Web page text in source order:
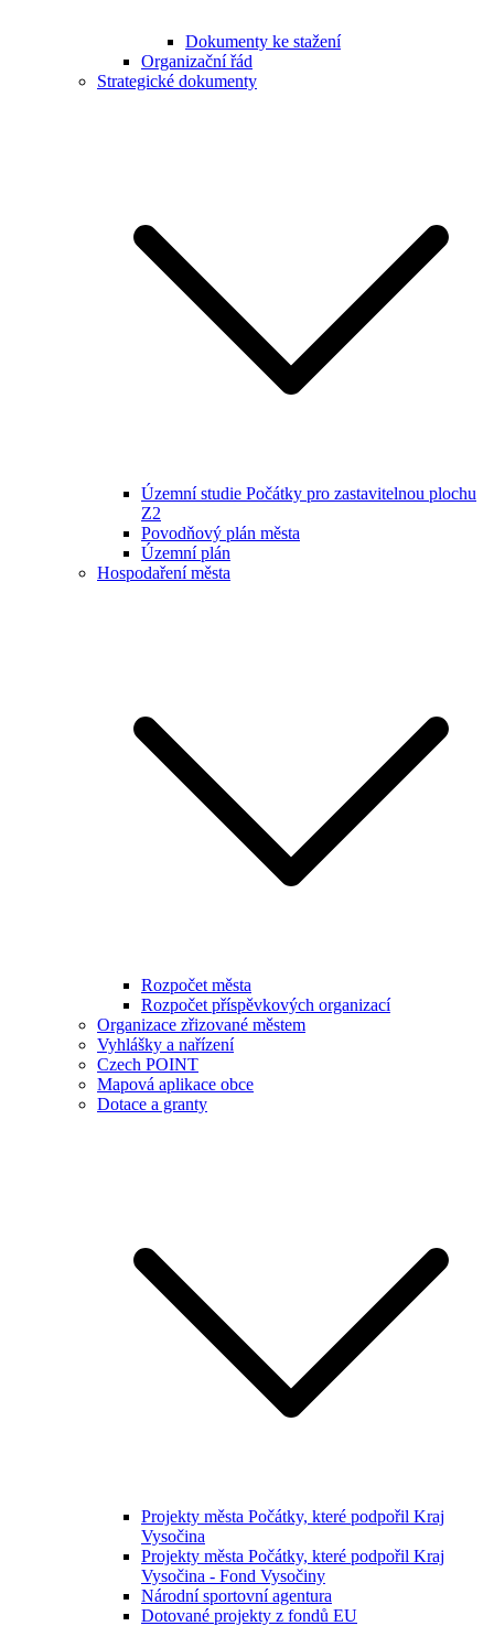
Dokumenty ke stažení
Organizační řád
Strategické dokumenty
Územní studie Počátky pro zastavitelnou plochu
Z2
Povodňový plán města
Územní plán
Hospodaření města
Rozpočet města
Rozpočet příspěvkových organizací
Organizace zřizované městem
Vyhlášky a nařízení
Czech POINT
Mapová aplikace obce
Dotace a granty
Projekty města Počátky, které podpořil Kraj
Vysočina
Projekty města Počátky, které podpořil Kraj
Vysočina - Fond Vysočiny
Národní sportovní agentura
Dotované projekty z fondů EU